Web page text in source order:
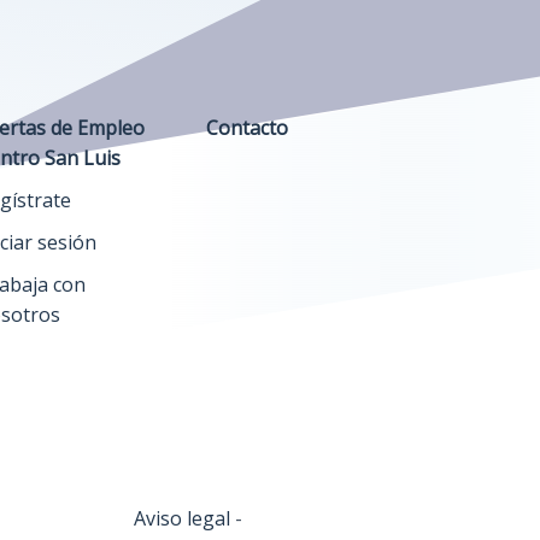
de Empleo
San Luis
sesión
con
Contacto
Aviso legal -